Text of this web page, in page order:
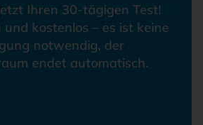
Ihren 30-tägigen Test!
kostenlos – es ist keine
notwendig, der
endet automatisch.